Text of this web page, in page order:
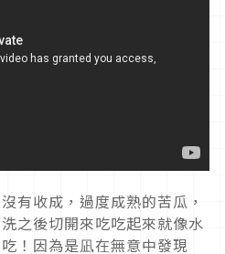
有收成，過度成熟的苦瓜，
之後切開來吃吃起來就像水
！因為是凪在無意中發現